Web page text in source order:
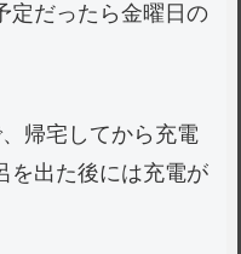
定だったら金曜日の
帰宅してから充電
を出た後には充電が